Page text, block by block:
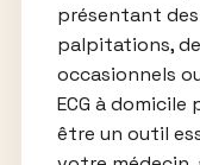
présentant
palpitations,
occasionnels
ECG à
être un outil